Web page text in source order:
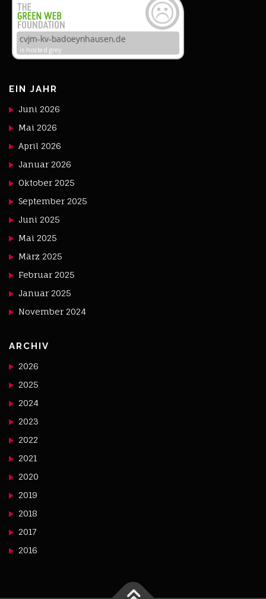
EIN JAHR
Juni 2026
Mai 2026
April 2026
Januar 2026
Oktober 2025
September 2025
Juni 2025
Mai 2025
März 2025
Februar 2025
Januar 2025
November 2024
ARCHIV
2026
2025
2024
2023
2022
2021
2020
2019
2018
2017
2016